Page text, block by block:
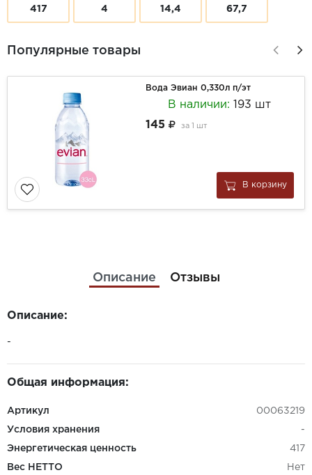
417
4
14,4
67,7
Популярные товары
Вода Эвиан 0,330л п/эт
В наличии:
193 шт
145
за 1 шт
В корзину
Описание Отзывы
Описание:
-
Общая информация:
Артикул 00063219
Условия хранения -
Энергетическая ценность 417
Вес НЕТТО Нет